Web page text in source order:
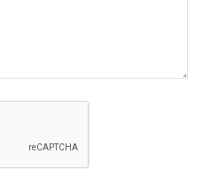
PODZIM